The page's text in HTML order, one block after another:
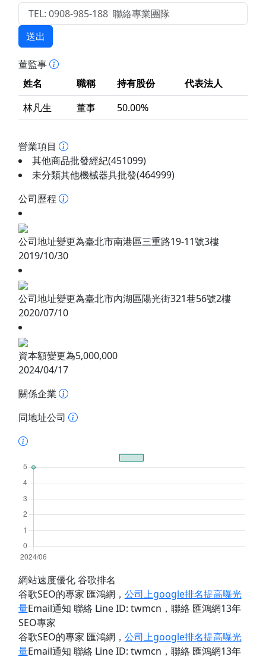
送出
董監事
姓名
職稱 持有股份
代表法人
林凡生
董事 50.00%
營業項目
其他商品批發經紀(451099)
未分類其他機械器具批發(464999)
公司歷程
公司地址變更為臺北市南港區三重路19-11號3樓
2019/10/30
公司地址變更為臺北市內湖區陽光街321巷56號2樓
2020/07/10
資本額變更為5,000,000
2024/04/17
關係企業
同地址公司
網站速度優化 谷歌排名
谷歌SEO的專家 匯鴻網 ， 公司上google排名提高曝光
量Email通知 聯絡 Line ID: twmcn ，聯絡 匯鴻網13年
SEO專家
谷歌SEO的專家 匯鴻網 ， 公司上google排名提高曝光
量Email通知 聯絡 Line ID: twmcn ，聯絡 匯鴻網13年